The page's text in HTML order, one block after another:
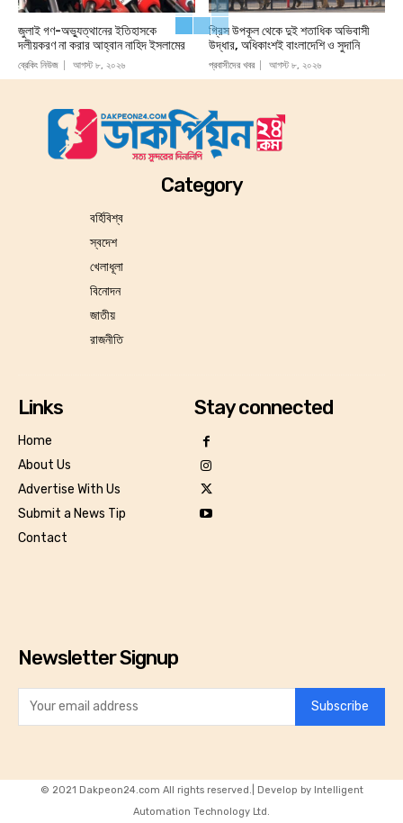
জুলাই গণ-অভ্যুত্থানের ইতিহাসকে
দলীয়করণ না করার আহ্বান নাহিদ ইসলামের
ব্রেকিং নিউজ আগস্ট ৮, ২০২৬
গ্রিস উপকূল থেকে দুই শতাধিক অভিবাসী
উদ্ধার, অধিকাংশই বাংলাদেশি ও সুদানি
প্রবাসীদের খবর আগস্ট ৮, ২০২৬
Category
বর্হিবিশ্ব
স্বদেশ
খেলাধূলা
বিনোদন
জাতীয়
রাজনীতি
Links
Home
About Us
Advertise With Us
Submit a News Tip
Contact
Stay connected
Newsletter Signup
Subscribe
© 2021 Dakpeon24.com All rights reserved.| Develop by Intelligent
Automation Technology Ltd.